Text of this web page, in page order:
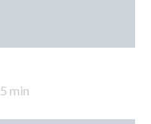
5 min